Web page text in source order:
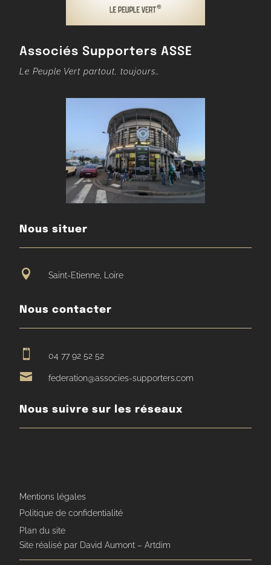
Associés Supporters ASSE
Le Peuple Vert partout, toujours…
Nous situer
 Saint-Etienne, Loire
Nous contacter
 04 77 92 52 52
 federation@associes-supporters.com
Nous suivre sur les réseaux
Mentions légales
Politique de confidentialité
Plan du site
Site réalisé par David Aumont – Artdim